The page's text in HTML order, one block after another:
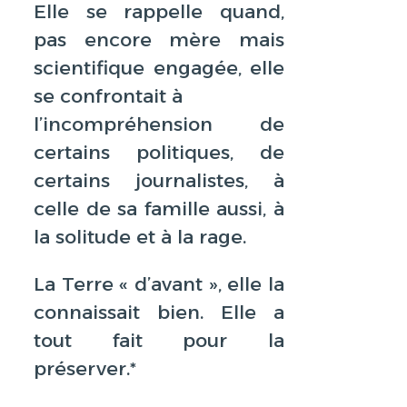
Elle se rappelle quand,
pas encore mère mais
scientifique engagée, elle
se confrontait à
l’incompréhension de
certains politiques, de
certains journalistes, à
celle de sa famille aussi, à
la solitude et à la rage.
La Terre « d’avant », elle la
connaissait bien. Elle a
tout fait pour la
préserver.*